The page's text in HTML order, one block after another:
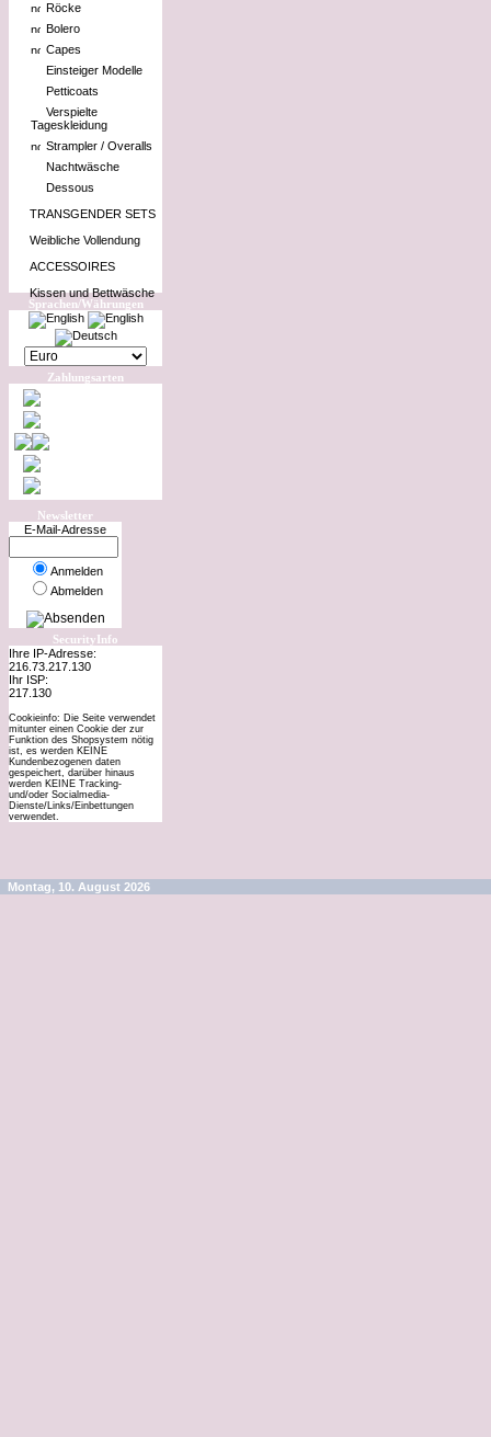
Röcke
Bolero
Capes
Einsteiger Modelle
Petticoats
Verspielte
Tageskleidung
Strampler / Overalls
Nachtwäsche
Dessous
TRANSGENDER SETS
Weibliche Vollendung
ACCESSOIRES
Kissen und Bettwäsche
Sprachen/Währungen
Zahlungsarten
Newsletter
E-Mail-Adresse
Anmelden
Abmelden
SecurityInfo
Ihre IP-Adresse:
216.73.217.130
Ihr ISP:
217.130
Cookieinfo: Die Seite verwendet
mitunter einen Cookie der zur
Funktion des Shopsystem nötig
ist, es werden KEINE
Kundenbezogenen daten
gespeichert, darüber hinaus
werden KEINE Tracking-
und/oder Socialmedia-
Dienste/Links/Einbettungen
verwendet.
Montag, 10. August 2026